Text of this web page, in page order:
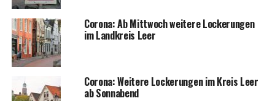
Coro­na: Ab Mitt­woch wei­te­re Locke­run­gen
im Land­kreis Leer
Coro­na: Wei­te­re Locke­run­gen im Kreis Leer
ab Sonnabend